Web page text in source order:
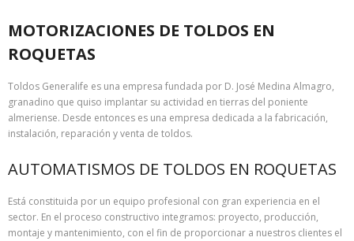
MOTORIZACIONES​ DE TOLDOS EN
ROQUETAS
Toldos Generalife es una empresa fundada por D. José Medina Almagro,
granadino que quiso implantar su actividad en tierras del poniente
almeriense. Desde entonces es una empresa dedicada a la fabricación,
instalación, reparación y venta de toldos.
AUTOMATISMOS​ DE TOLDOS EN ROQUETAS
Está constituida por un equipo profesional con gran experiencia en el
sector. En el proceso constructivo integramos: proyecto, producción,
montaje y mantenimiento, con el fin de proporcionar a nuestros clientes el